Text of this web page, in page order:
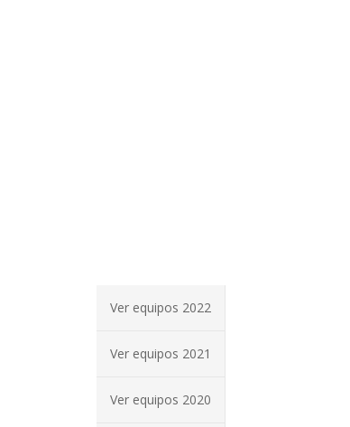
Ver equipos 2022
Ver equipos 2021
Ver equipos 2020